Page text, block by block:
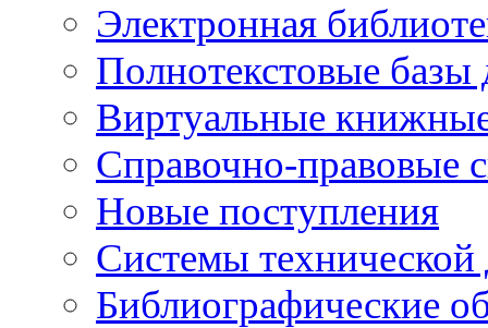
Электронная
Полнотекстовые
Виртуальные
Справочно-правовые
Новые поступления
Cистемы
Библиографические